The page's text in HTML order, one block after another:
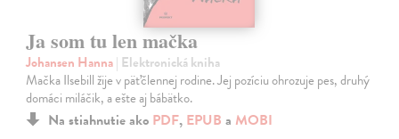
Ja som tu len mačka
Johansen Hanna| Elektronická kniha
Mačka Ilsebill žije v päťčlennej rodine. Jej pozíciu ohrozuje pes, druhý
domáci miláčik, a ešte aj bábätko.
Na stiahnutie ako PDF, EPUB a MOBI